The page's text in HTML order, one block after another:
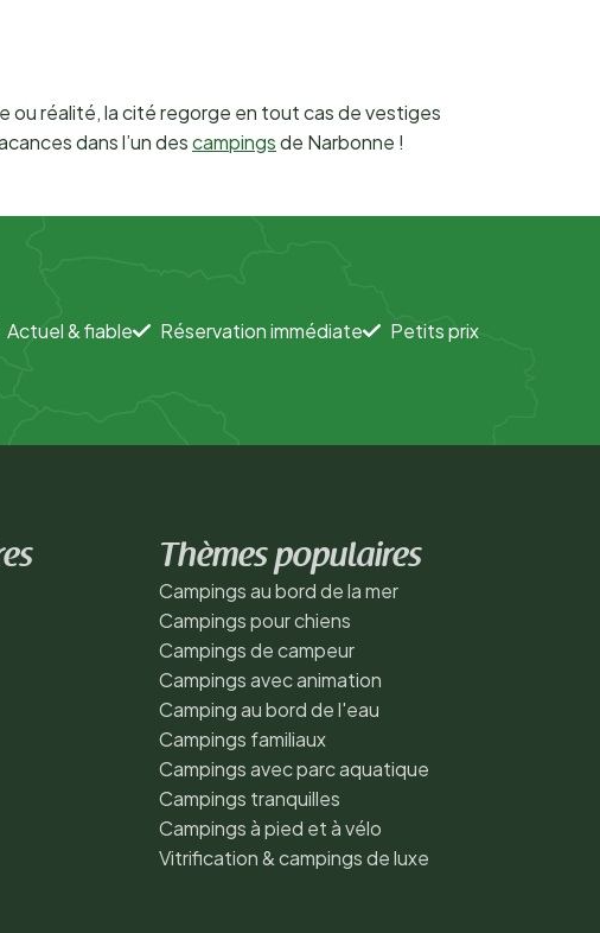
ou réalité, la cité regorge en tout cas de vestiges
dans l’un descampingsde Narbonne !
Actuel & fiable Réservation immédiate Petits prix
Thèmes populaires
Campings au bord de la mer
Campings pour chiens
Campings de campeur
Campings avec animation
Camping au bord de l'eau
Campings familiaux
Campings avec parc aquatique
Campings tranquilles
Campings à pied et à vélo
Vitrification & campings de luxe